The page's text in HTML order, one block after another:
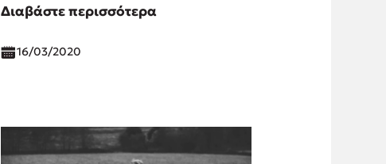
Διαβάστε περισσότερα
16/03/2020